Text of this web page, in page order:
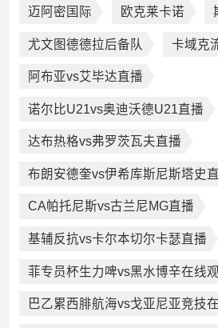
迈阿密国际 欧克莱卡诺
尤文图德德拉后备队 卡域克
阿布亚vs艾毕达直播
诺尔比U21vs奥迪沃德U21直播
达布热格vs弗罗茨瓦夫直播
布朗安德奎vs伊希库斯尼斯塔史
CA帕托尼斯vs古兰尼MG直播
基辅反抗vs卡尔本切尔卡瑟直播
菲专员杯生力啤vs黑水博辛在线
巴乙累西腓航海vs戈亚尼亚竞技